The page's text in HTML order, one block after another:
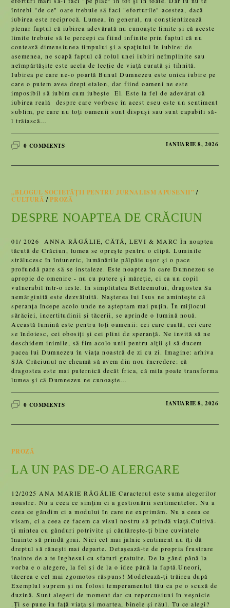
întrebi "de ce" oare trebuie să faci "eforturile" acestea, dacă
iubirea este reciprocă. Lumea, în general, nu conștientizează
plenar faptul că iubirea adevărată nu cunoaște limite și că aceste
limite trebuie să le percepi ca fiind infinite prin faptul că nu
contează dimensiunea timpului și a spațiului în iubire: de
asemenea, ne scapă faptul că rolul unei iubiri neîmplinite sau
neîmpărtășite este acela de lecție de viață curată și tihnită.
Iubirea pe care ne-o poartă Bunul Dumnezeu este unica iubire pe
care o putem avea drept etalon, dar fiind oameni ne este
imposibil să iubim cum iubește El. Este la fel de adevărat că
iubirea reală despre care vorbesc în acest eseu este un sentiment
sublim, pe care nu toți oamenii sunt dispuși sau sunt capabili să-
l trăiască…
0 COMMENTS IANUARIE 8, 2026
„BLOGUL SOCIETĂȚII PENTRU JURNALISM APUSENII”/
CULTURĂ /PROZĂ
DESPRE NOAPTEA DE CRĂCIUN
01/ 2026 ANNA RĂGĂLIE, CĂTĂ, LEVI & MARC În noaptea
tăcută de Crăciun, lumea se oprește pentru o clipă. Luminile
strălucesc în întuneric, lumânările pâlpâie ușor și o pace
profundă pare să se instaleze. Este noaptea în care Dumnezeu se
apropie de omenire - nu cu putere și măreție, ci ca un copil
vulnerabil într-o iesle. În simplitatea Betleemului, dragostea Sa
nemărginită este dezvăluită. Nașterea lui Isus ne amintește că
speranța începe acolo unde ne așteptam mai puțin. În mijlocul
sărăciei, incertitudinii și tăcerii, se aprinde o lumină nouă.
Această lumină este pentru toți oamenii: cei care caută, cei care
se îndoiesc, cei obosiți și cei plini de speranță. Ne invită să ne
deschidem inimile, să fim acolo unii pentru alții și să ducem
pacea lui Dumnezeu în viața noastră de zi cu zi. Imagine: arhiva
SJA Crăciunul ne cheamă să avem din nou încredere: că
dragostea este mai puternică decât frica, că mila poate transforma
lumea și că Dumnezeu ne cunoaște…
0 COMMENTS IANUARIE 8, 2026
PROZĂ
LA UN PAS DE-O ALERGARE
12/2025 ANA MARIE RĂGĂLIE Caracterul este suma alegerilor
noastre. Nu a ceea ce simțim ci a gestionării sentimentelor. Nu a
ceea ce gândim ci a modului în care ne exprimăm. Nu a ceea ce
visam, ci a ceea ce facem ca visul nostru să prindă viață.Cultivă-
ți mintea cu gânduri potrivite și cântărește-ți bine cuvintele
înainte să prindă grai. Nici cel mai jalnic sentiment nu îți dă
dreptul să rănești mai departe. Detașează-te de propria frustrare
înainte de a te înghesui cu sfaturi gratuite. De la gând până la
vorba e o alegere, la fel și de la o idee până la faptă.Uneori,
tăcerea e cel mai zgomotos răspuns! Modelează-ți trăirea după
Exemplul suprem și nu folosi temperamentul tău ca pe o scuză de
duzină. Sunt alegeri de moment dar cu repercusiuni în veșnicie
.Ți se pune în față viața și moartea, binele și răul. Tu ce alegi?